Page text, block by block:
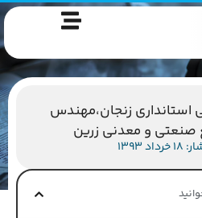
استانداری زنجان،مهندس
صنعتی و معدنی زرین
1393